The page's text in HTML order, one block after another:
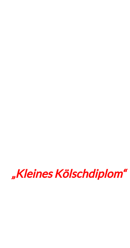
„Kleines